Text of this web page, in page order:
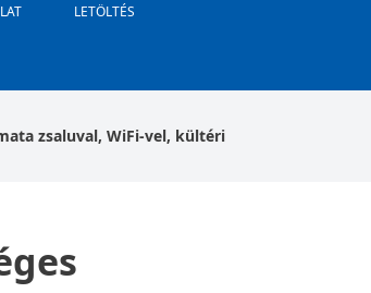
LETÖLTÉS
zsaluval, WiFi-vel, kültéri